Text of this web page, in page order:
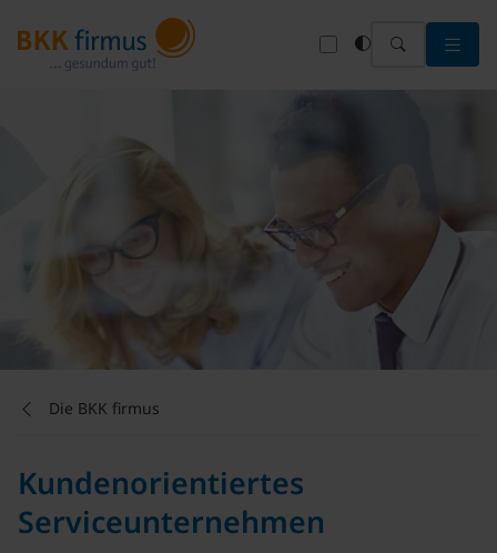
Die BKK firmus
Kundenorientiertes
Serviceunternehmen